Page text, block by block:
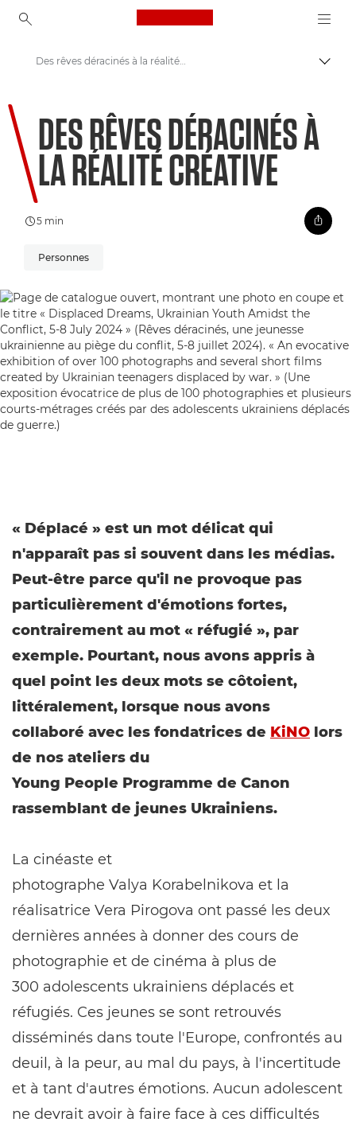
Canon Logo, back to
Bienvenue dans VIEW
Des rêves déracinés à la réalité créative
DES RÊVES DÉRACINÉS À
LA RÉALITÉ CRÉATIVE
5 min
Personnes
« Déplacé » est un mot délicat qui
n'apparaît pas si souvent dans les médias.
Peut-être parce qu'il ne provoque pas
particulièrement d'émotions fortes,
contrairement au mot « réfugié », par
exemple. Pourtant, nous avons appris à
quel point les deux mots se côtoient,
littéralement, lorsque nous avons
collaboré avec les fondatrices de KiNO lors
de nos ateliers du
Young People Programme de Canon
rassemblant de jeunes Ukrainiens.
La cinéaste et
photographe Valya Korabelnikova et la
réalisatrice Vera Pirogova ont passé les deux
dernières années à donner des cours de
photographie et de cinéma à plus de
300 adolescents ukrainiens déplacés et
réfugiés. Ces jeunes se sont retrouvés
disséminés dans toute l'Europe, confrontés au
deuil, à la peur, au mal du pays, à l'incertitude
et à tant d'autres émotions. Aucun adolescent
ne devrait avoir à faire face à ces difficultés